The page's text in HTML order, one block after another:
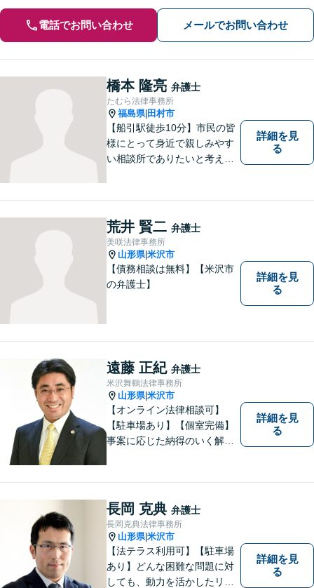
電話でお問い合わせ メールでお問い合わせ
橋本 隆亮 弁護士
たむら法律事務所
福島県| 田村市
【船引駅徒歩10分】市民の皆
様にとって身近で親しみやす
い相談所でありたいと考えて
に、まずはお気軽にご相談く
ださい。 https://tamura-law.bi
z/ （公式ホームページ）
詳細を見
る
荒井 賢二 弁護士
美咲法律事務所
山形県|米沢市
【債務相談は無料】【米沢市
の弁護士】
詳細を見
る
遠藤 正紀 弁護士
米沢舞鶴法律事務所
山形県|米沢市
【オンライン法律相談可】
【駐車場あり】【個室完備】
事案に応じた納得のいく解決
詳細を見
る
長岡 克典 弁護士
長岡克典法律事務所
山形県|米沢市
【法テラス利用可】【駐車場
あり】どんな困難な問題に対
しても、動力を活かしたリー
詳細を見
る